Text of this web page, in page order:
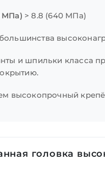
МПа) > 8.8 (640 МПа)
и шпильки класса
высокопрочный
головка